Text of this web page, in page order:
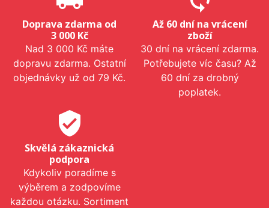
Doprava zdarma od
3 000 Kč
Nad 3 000 Kč máte
dopravu zdarma. Ostatní
objednávky už od 79 Kč.
Až 60 dní na vrácení
zboží
30 dní na vrácení zdarma.
Potřebujete víc času? Až
60 dní za drobný
poplatek.
verified_user
Skvělá zákaznická
podpora
Kdykoliv poradíme s
výběrem a zodpovíme
každou otázku. Sortiment